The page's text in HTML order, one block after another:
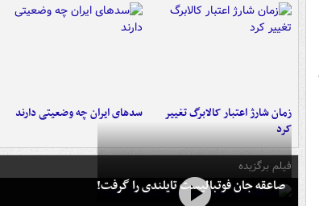
زمان شارژ اعتبار کالابرگ تغییر
کرد
سدهای ایران چه وضعیتی دارند
فیلم برگزیده
صاعقه جان فوتبالیست تایلندی را گرفت!